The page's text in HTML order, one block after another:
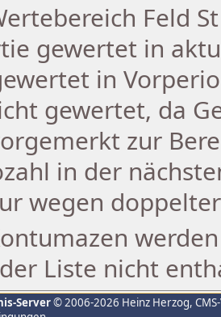
Feld
gewertet in
in
gewertet, da
zur
in der
wegen
Liste nicht
Server© 2006-2026 Heinz Herzog,